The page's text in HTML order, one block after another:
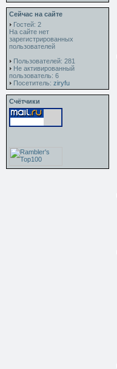
Сейчас на сайте
Гостей: 2
На сайте нет
зарегистрированных
пользователей
Пользователей: 281
Не активированный
пользователь: 6
Посетитель: ziryfu
Счётчики